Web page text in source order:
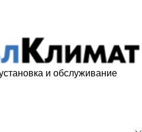
и обслуживание